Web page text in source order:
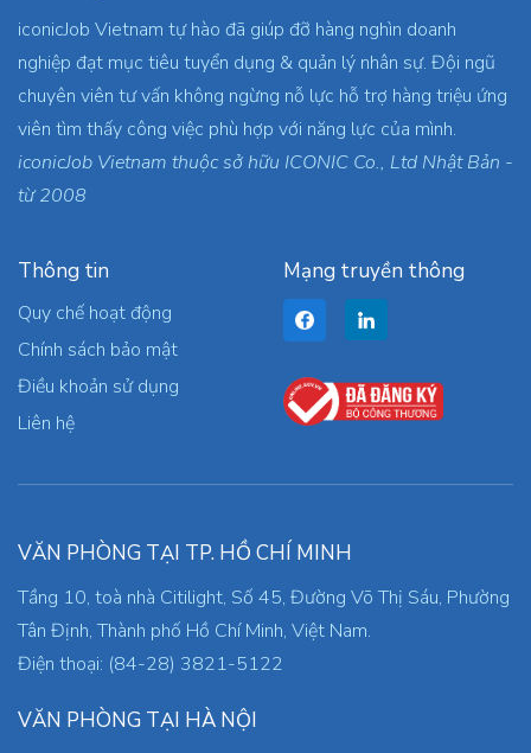
iconicJob Vietnam tự hào đã giúp đỡ hàng nghìn doanh
nghiệp đạt mục tiêu tuyển dụng & quản lý nhân sự. Đội ngũ
chuyên viên tư vấn không ngừng nỗ lực hỗ trợ hàng triệu ứng
viên tìm thấy công việc phù hợp với năng lực của mình.
iconicJob Vietnam thuộc sở hữu ICONIC Co., Ltd Nhật Bản -
từ 2008
Thông tin
Quy chế hoạt động
Chính sách bảo mật
Điều khoản sử dụng
Liên hệ
Mạng truyền thông
VĂN PHÒNG TẠI TP. HỒ CHÍ MINH
Tầng 10, toà nhà Citilight, Số 45, Đường Võ Thị Sáu, Phường
Tân Định, Thành phố Hồ Chí Minh, Việt Nam.
Điện thoại: (84-28) 3821-5122
VĂN PHÒNG TẠI HÀ NỘI